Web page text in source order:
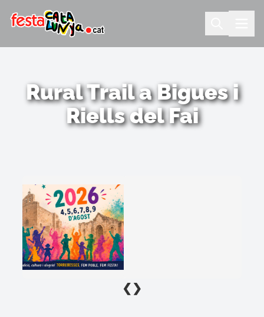
Rural Trail a Bigues i
Riells del Fai
❮ ❯